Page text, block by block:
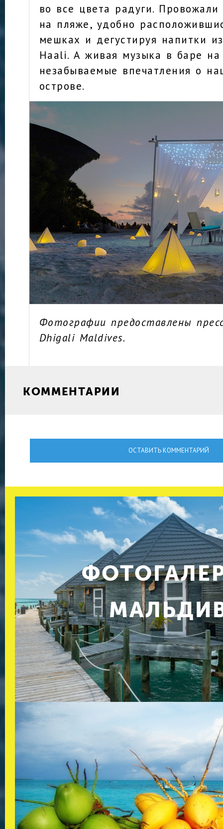
во все цвета радуги.
на пляже, удобно
мешках и дегустируя напитки
Haali. А живая музыка в баре на
незабываемые впечатления о
острове.
Фотографии предоставлены
Dhigali Maldives.
КОММЕНТАРИИ
ОСТАВИТЬ КОММЕНТАРИЙ